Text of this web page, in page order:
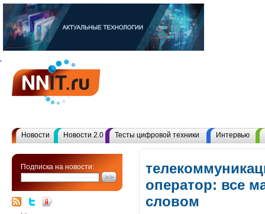
Новости Новости 2.0 Тесты цифровой техники Интервью
Подписка на новости:
оператор: все
словом